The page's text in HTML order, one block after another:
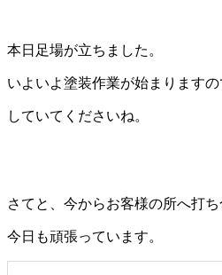
本日足場が立ちました。
いよいよ塗装作業が始まります
していてくださいね。
さてと、今からお客様の所へ打
今日も頑張っています。